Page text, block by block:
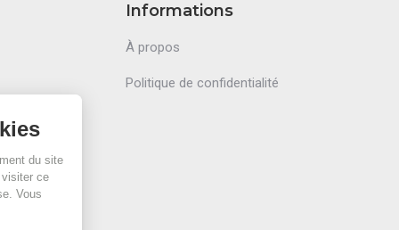
Informations
À propos
Politique de confidentialité